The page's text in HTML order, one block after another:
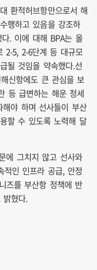
환적허브항만으로서 해
행하고 있음을 강조하
. 이에 대해 BPA는 올
2-5, 2-6단계 등 대규모
될 것임을 약속했다.선
신항에도 큰 관심을 보
등 급변하는 해운 정세
야 하며 선사들이 부산
할 수 있도록 노력해 달
에 그치지 않고 선사와
적인 인프라 공급, 안정
즈를 부산항 정책에 반
밝혔다.